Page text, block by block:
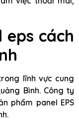
cách
lĩnh vực cung
Bình. Công ty
phẩm panel EPS